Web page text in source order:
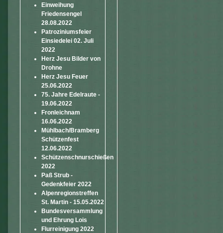
Einweihung
Friedensengel
28.08.2022
Patroziniumsfeier
Einsiedelei 02. Juli
2022
Herz Jesu Bilder von
Drohne
Herz Jesu Feuer
25.06.2022
75. Jahre Edelraute -
19.06.2022
Fronleichnam
16.06.2022
Mühlbach/Bramberg
Schützenfest
12.06.2022
Schützenschnurschießen
2022
Paß Strub -
Gedenkfeier 2022
Alpenregionstreffen
St. Martin - 15.05.2022
Bundesversammlung
und Ehrung Lois
Flurreinigung 2022